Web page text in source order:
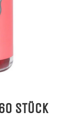
STÜCK